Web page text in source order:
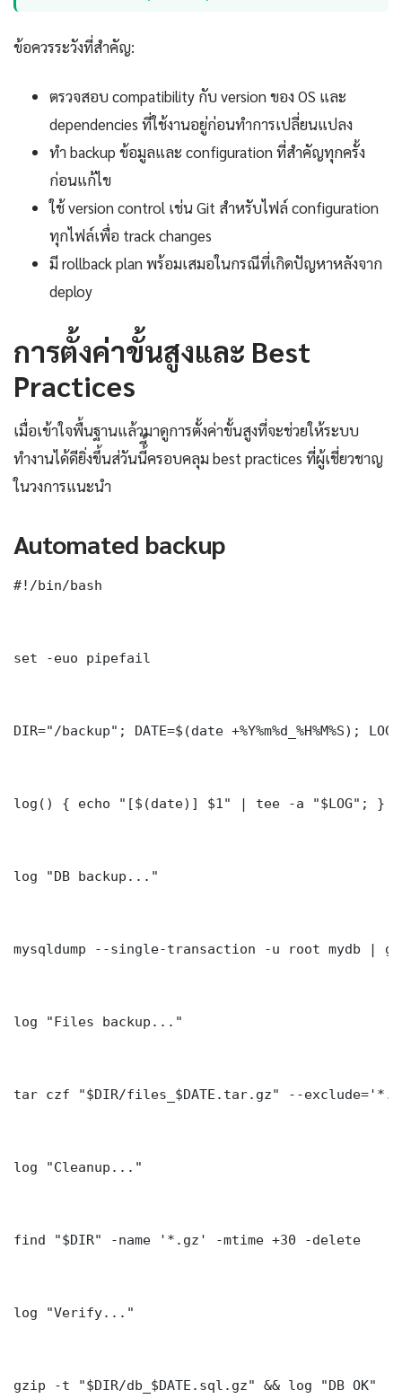
ข้อควรระวังที่สำคัญ:
ตรวจสอบ compatibility กับ version ของ OS และ
dependencies ที่ใช้งานอยู่ก่อนทำการเปลี่ยนแปลง
ทำ backup ข้อมูลและ configuration ที่สำคัญทุกครั้ง
ก่อนแก้ไข
ใช้ version control เช่น Git สำหรับไฟล์ configuration
ทุกไฟล์เพื่อ track changes
มี rollback plan พร้อมเสมอในกรณีที่เกิดปัญหาหลังจาก
deploy
การตั้งค่าขั้นสูงและ Best
Practices
เมื่อเข้าใจพื้นฐานแล้วมาดูการตั้งค่าขั้นสูงที่จะช่วยให้ระบบ
ทำงานได้ดียิ่งขึ้นส่วันนี้ี้ครอบคลุม best practices ที่ผู้เชี่ยวชาญ
ในวงการแนะนำ
Automated backup
#!/bin/bash
set -euo pipefail
DIR="/backup"; DATE=$(date +%Y%m%d_%H%M%S);
log() { echo "[$(date)] $1" | tee -a "$LOG"; }
log "DB backup..."
mysqldump --single-transaction -u root mydb |
log "Files backup..."
tar czf "$DIR/files_$DATE.tar.gz" --
log "Cleanup..."
find "$DIR" -name '*.gz' -mtime +30 -delete
log "Verify..."
gzip -t "$DIR/db_$DATE.sql.gz" && log "DB OK"